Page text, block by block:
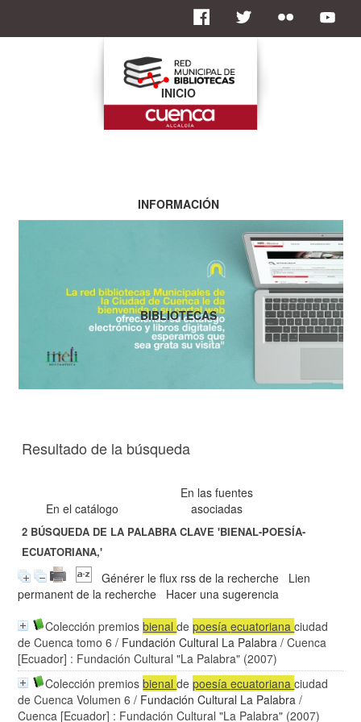
Resultado de la búsqueda
En el catálogo
En las fuentes
asociadas
2 BÚSQUEDA DE LA PALABRA CLAVE'BIENAL-POESÍA-
ECUATORIANA,'
Générer le flux rss de la recherche
Lien
permanent de la recherche
Hacer una sugerencia
Colección premiosbienaldepoesíaecuatorianaciudad
de Cuenca tomo 6 / Fundación Cultural La Palabra / Cuenca
[Ecuador] : Fundación Cultural "La Palabra" (2007)
Colección premiosbienaldepoesíaecuatorianaciudad
de Cuenca Volumen 6 / Fundación Cultural La Palabra /
Cuenca [Ecuador] : Fundación Cultural "La Palabra" (2007)
INICIO
INFORMACIÓN
BIBLIOTECAS